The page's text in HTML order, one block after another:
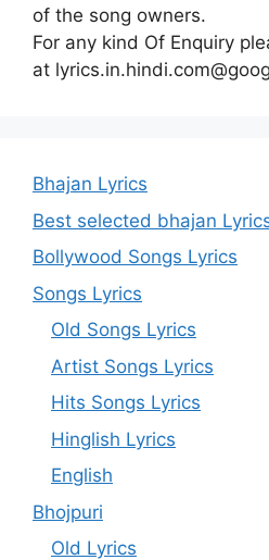
of the song owners.
For any kind Of Enquiry
at
Bhajan Lyrics
Best selected bhajan
Bollywood Songs Lyrics
Songs Lyrics
Old Songs Lyrics
Artist Songs Lyrics
Hits Songs Lyrics
Hinglish Lyrics
English
Bhojpuri
Old Lyrics